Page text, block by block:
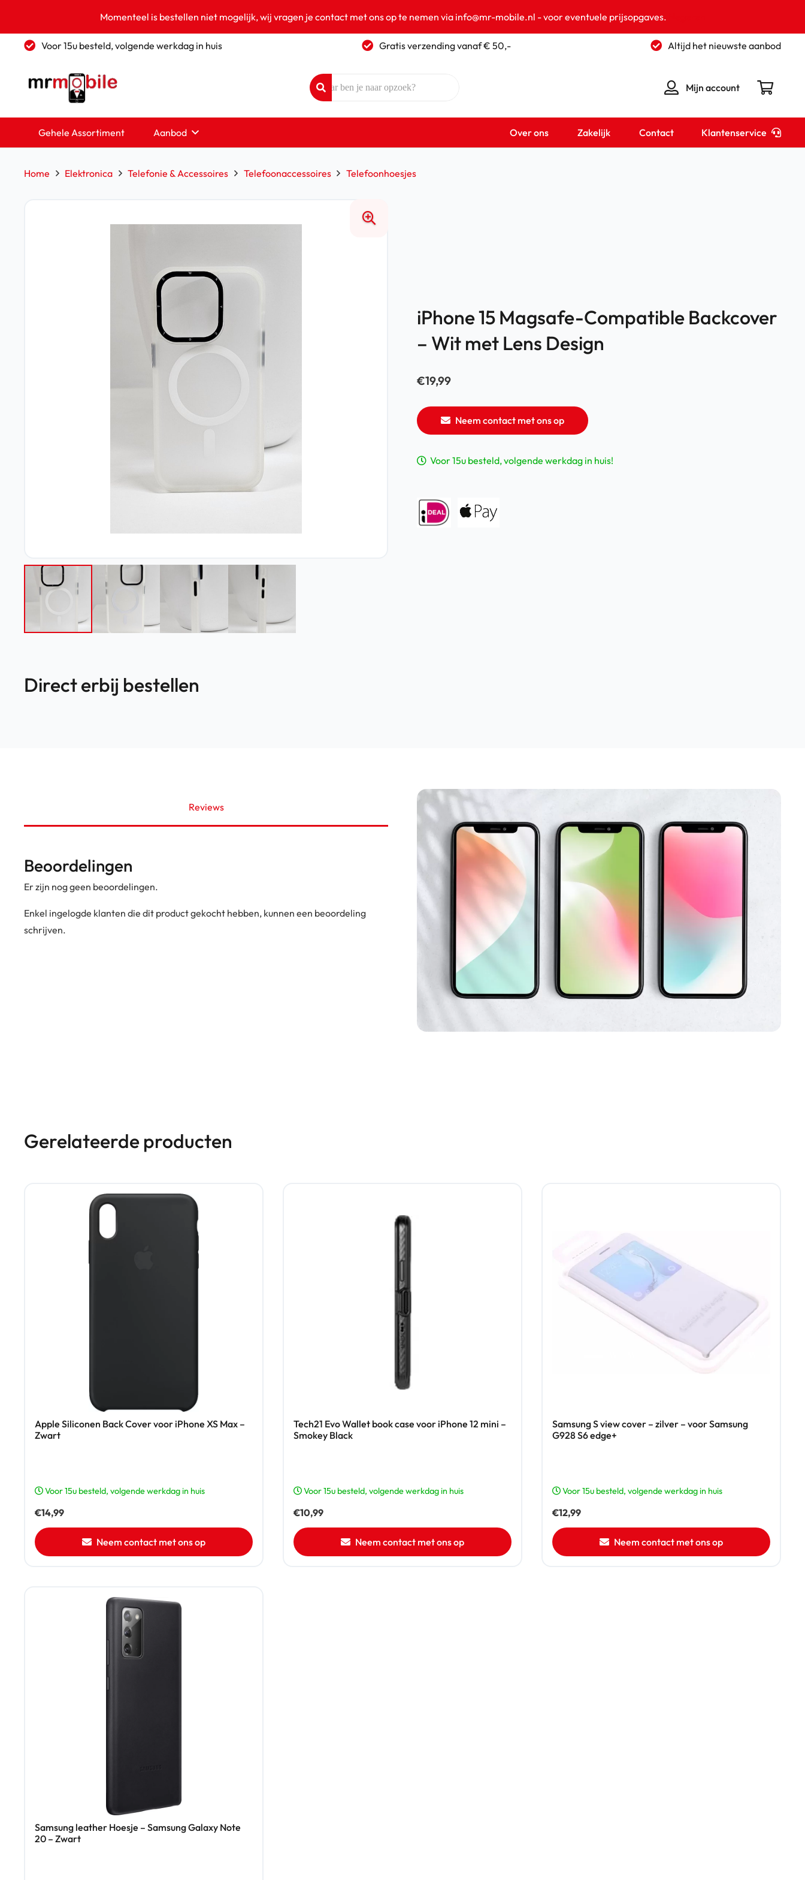
Momenteel is bestellen niet mogelijk, wij vragen je contact met ons op te nemen via info@mr-mobile.nl - voor eventuele prijsopgaves.
Voor 15u besteld, volgende werkdag in huis Gratis verzending vanaf € 50,- Altijd het nieuwste aanbod
Mijn account
Gehele Assortiment Aanbod Over ons Zakelijk Contact Klantenservice
Home Elektronica Telefonie & Accessoires Telefoonaccessoires Telefoonhoesjes
iPhone 15 Magsafe-Compatible Backcover
– Wit met Lens Design
€19,99
Neem contact met ons op
Voor 15u besteld, volgende werkdag in huis!
Direct erbij bestellen
Reviews
Beoordelingen
Er zijn nog geen beoordelingen.
Enkel ingelogde klanten die dit product gekocht hebben, kunnen een beoordeling
schrijven.
Gerelateerde producten
Apple Siliconen Back Cover voor iPhone XS Max –
Zwart
Voor 15u besteld, volgende werkdag in huis
€14,99
Neem contact met ons op
Tech21 Evo Wallet book case voor iPhone 12 mini –
Smokey Black
Voor 15u besteld, volgende werkdag in huis
€10,99
Neem contact met ons op
Samsung S view cover – zilver – voor Samsung
G928 S6 edge+
Voor 15u besteld, volgende werkdag in huis
€12,99
Neem contact met ons op
Samsung leather Hoesje – Samsung Galaxy Note
20 – Zwart